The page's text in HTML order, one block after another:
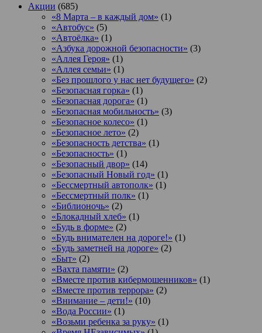
Акции (685)
«8 Марта – в каждый дом» (1)
«Автобус» (5)
«Автоёлка» (1)
«Азбука дорожной безопасности» (3)
«Аллея Героя» (1)
«Аллея семьи» (1)
«Без прошлого у нас нет будущего» (2)
«Безопасная горка» (1)
«Безопасная дорога» (1)
«Безопасная мобильность» (3)
«Безопасное колесо» (1)
«Безопасное лето» (2)
«Безопасность детства» (1)
«Безопасность» (1)
«Безопасный двор» (14)
«Безопасный Новый год» (1)
«Бессмертный автополк» (1)
«Бессмертный полк» (1)
«Библионочь» (2)
«Блокадный хлеб» (1)
«Будь в форме» (2)
«Будь внимателен на дороге!» (1)
«Будь заметней на дороге» (2)
«Быт» (2)
«Вахта памяти» (2)
«Вместе против кибермошенников» (1)
«Вместе против террора» (2)
«Внимание – дети!» (10)
«Вода России» (1)
«Возьми ребенка за руку» (1)